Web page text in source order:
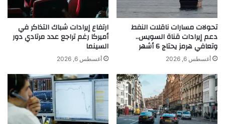
ه
ظ
ة
ع
ل
ك
ن
د
ا
ح
و
2
0
%
ل
ي
و
م
ب
تحولات مسارات ناقلات النفط
دعم إيرادات قناة السويس..
وتعافي هرمز يحتاج 6 أشهر
أغسطس 6, 2026
ارتفاع إيرادات شباك التذاكر في
أميركا رغم تراجع عدد مرتادي دور
السينما
أغسطس 6, 2026